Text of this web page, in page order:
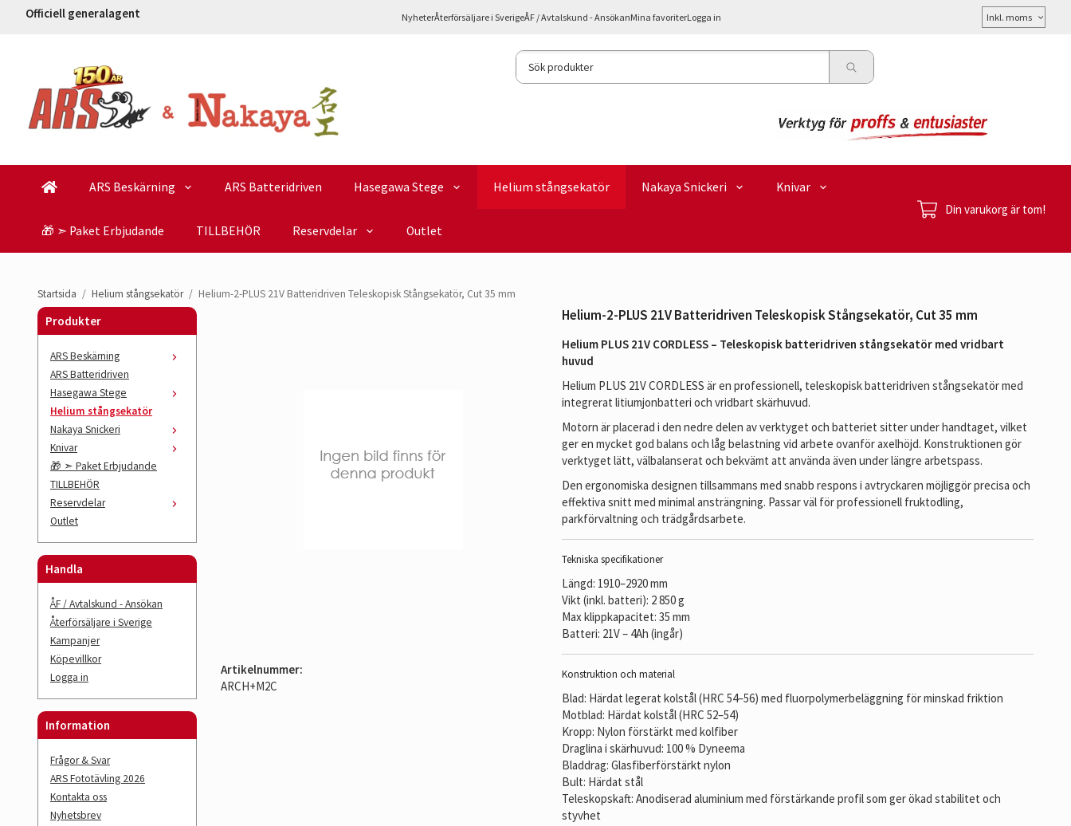
Officiell generalagent NyheterÅterförsäljare i SverigeÅF / Avtalskund - AnsökanMina favoriterLogga in
Välj
moms
ARS Beskärning ARS Batteridriven Hasegawa Stege Helium stångsekatör Nakaya Snickeri Knivar
🎁 ➣ Paket Erbjudande TILLBEHÖR Reservdelar Outlet
Din varukorg är tom!
Startsida / Helium stångsekatör / Helium-2-PLUS 21V Batteridriven Teleskopisk Stångsekatör, Cut 35 mm
Produkter
ARS Beskärning
ARS Batteridriven
Hasegawa Stege
Helium stångsekatör
Nakaya Snickeri
Knivar
🎁 ➣ Paket Erbjudande
TILLBEHÖR
Reservdelar
Outlet
Handla
ÅF / Avtalskund - Ansökan
Återförsäljare i Sverige
Kampanjer
Köpevillkor
Logga in
Information
Frågor & Svar
ARS Fototävling 2026
Kontakta oss
Nyhetsbrev
Helium-2-PLUS 21V Batteridriven Teleskopisk Stångsekatör, Cut 35 mm
Helium PLUS 21V CORDLESS – Teleskopisk batteridriven stångsekatör med vridbart
huvud
Helium PLUS 21V CORDLESS är en professionell, teleskopisk batteridriven stångsekatör med
integrerat litiumjonbatteri och vridbart skärhuvud.
Motorn är placerad i den nedre delen av verktyget och batteriet sitter under handtaget, vilket
ger en mycket god balans och låg belastning vid arbete ovanför axelhöjd. Konstruktionen gör
verktyget lätt, välbalanserat och bekvämt att använda även under längre arbetspass.
Den ergonomiska designen tillsammans med snabb respons i avtryckaren möjliggör precisa och
effektiva snitt med minimal ansträngning. Passar väl för professionell fruktodling,
parkförvaltning och trädgårdsarbete.
Tekniska specifikationer
Längd: 1910–2920 mm
Vikt (inkl. batteri): 2 850 g
Max klippkapacitet: 35 mm
Batteri: 21V – 4Ah (ingår)
Konstruktion och material
Blad: Härdat legerat kolstål (HRC 54–56) med fluorpolymerbeläggning för minskad friktion
Motblad: Härdat kolstål (HRC 52–54)
Kropp: Nylon förstärkt med kolfiber
Draglina i skärhuvud: 100 % Dyneema
Bladdrag: Glasfiberförstärkt nylon
Bult: Härdat stål
Teleskopskaft: Anodiserad aluminium med förstärkande profil som ger ökad stabilitet och
styvhet
Artikelnummer:
ARCH+M2C